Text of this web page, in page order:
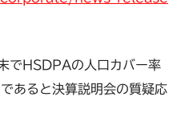
HSDPAの人口カバー率
あると決算説明会の質疑応